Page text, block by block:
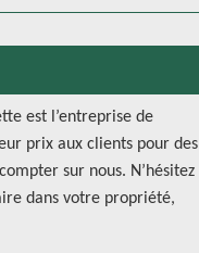
est l’entreprise de
prix aux clients pour des
sur nous. N’hésitez
dans votre propriété,